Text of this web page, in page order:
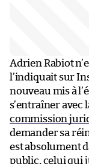
Adrien Rabiot
l’indiquait sur
nouveau mis à
s’entraîner avec
commission
demander sa
est absolument
public, celui qui